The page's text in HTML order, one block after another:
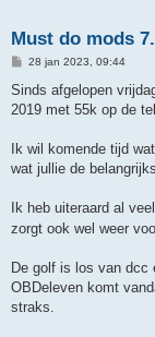
Must do mods
B
r
c
28 jan 2023, 09:44
Sinds afgelopen
2019 met 55k op de
Ik wil komende tijd
wat jullie de
Ik heb uiteraard al
zorgt ook wel weer
De golf is los van dcc
OBDeleven komt
straks.